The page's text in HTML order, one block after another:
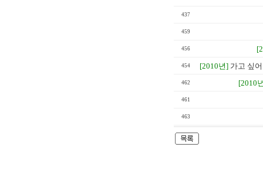
437
459
456
454 [2010년] 가고 싶
462 [2010
461
463